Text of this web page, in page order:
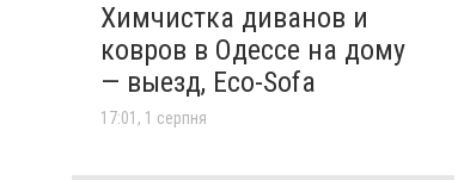
Химчистка диванов и
ковров в Одессе на дому
— выезд, Eco-Sofa
17:01, 1 серпня